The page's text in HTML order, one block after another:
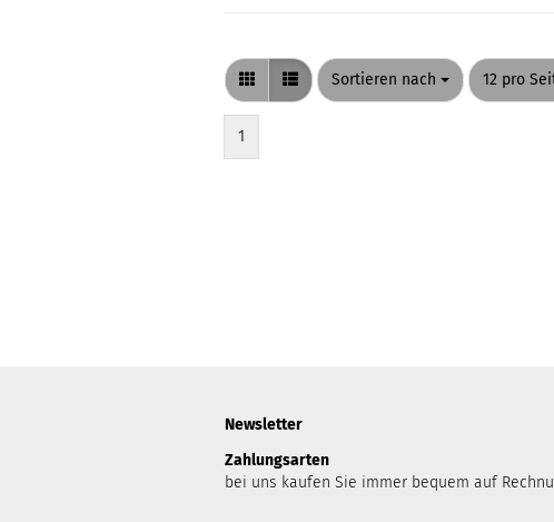
Sortieren nach
Sortieren nach 12 pro
pro Seite
1
Newsletter
Zahlungsarten
bei uns kaufen Sie immer bequem auf